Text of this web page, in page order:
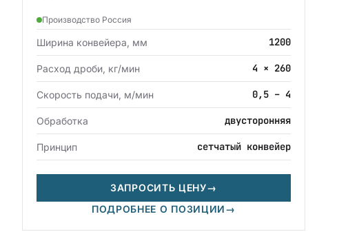
Производство Россия
Ширина конвейера, мм 1200
Расход дроби, кг/мин 4 × 260
Скорость подачи, м/мин 0,5 – 4
Обработка двусторонняя
Принцип сетчатый конвейер
ЗАПРОСИТЬ ЦЕНУ→
ПОДРОБНЕЕ О ПОЗИЦИИ→